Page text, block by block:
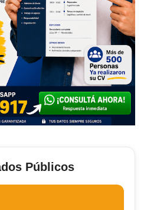
Públicos